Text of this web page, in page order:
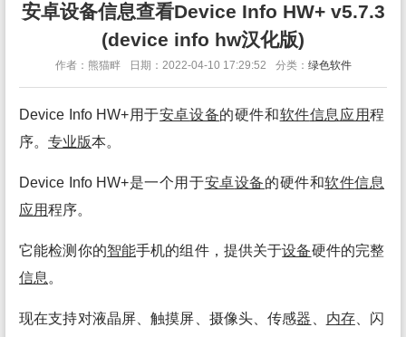
安卓设备信息查看Device Info HW+ v5.7.3
(device info hw汉化版)
作者：熊猫畔 日期：2022-04-10 17:29:52 分类： 绿色软件
Device Info HW+用于安卓设备的硬件和软件信息 应用程
序。 专业版本。
Device Info HW+是一个用于安卓设备的硬件和软件信息
应用程序。
它能检测你的智能手机的组件，提供关于设备硬件的完整
信息 。
现在支持对液晶屏、触摸屏、摄像头、传感器 内存、闪